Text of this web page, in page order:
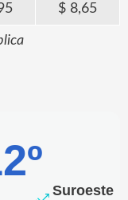
8,65
Suroeste